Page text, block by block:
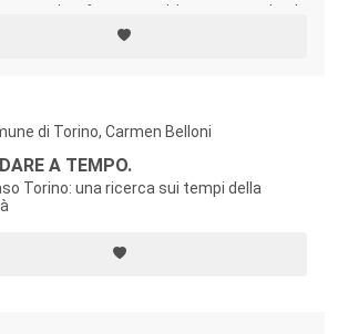
che permetta di apprezzare la varietà e la
forme di intervento nell’ambito delle relazioni
di Torino, Carmen Belloni
A TEMPO.
Torino: una ricerca sui tempi della